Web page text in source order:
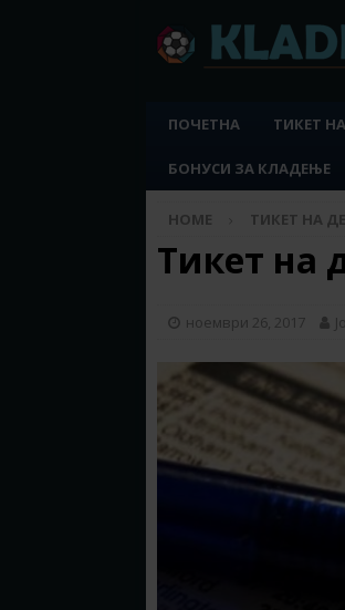
ПОЧЕТНА ТИКЕТ
БОНУСИ ЗА КЛАДЕЊЕ
HOME ТИКЕТ НА
Тикет на
ноември 26, 2017